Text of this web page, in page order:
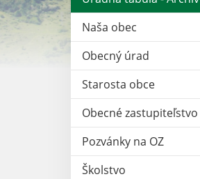
Naša obec
Obecný úrad
Starosta obce
Obecné zastupiteľstvo
Pozvánky na OZ
Školstvo